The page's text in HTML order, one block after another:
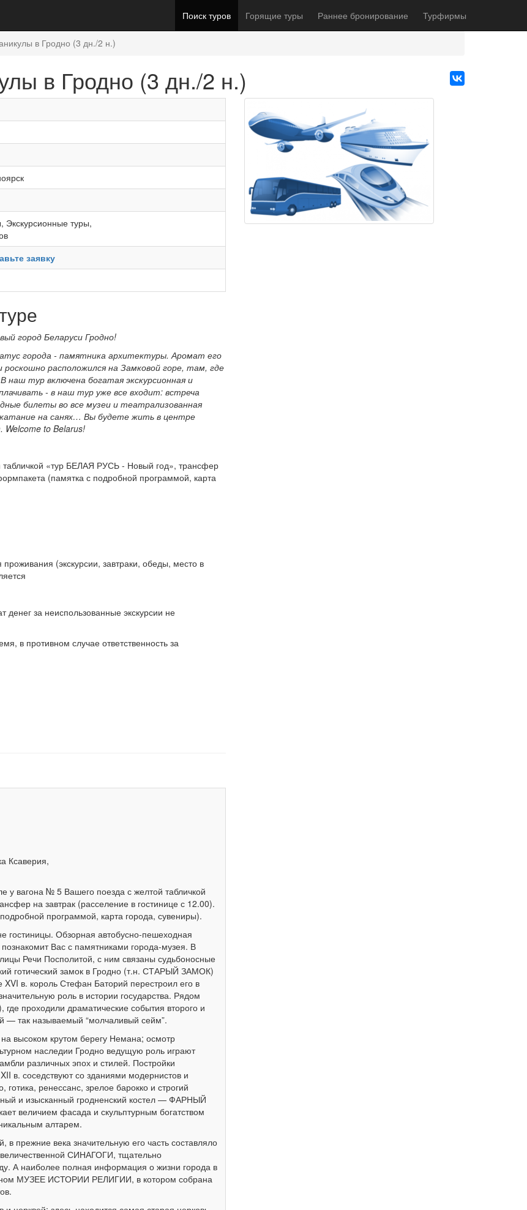
Поиск туров Горящие туры Раннее бронирование Турфирмы
в Гродно (3 дн./2 н.)
в Гродно (3 дн./2 н.)
, Экскурсионные туры,
заявку
город Беларуси Гродно!
города - памятника архитектуры. Аромат его
расположился на Замковой горе, там, где
тур включена богатая экскурсионная и
- в наш тур уже все входит: встреча
билеты во все музеи и театрализованная
на санях… Вы будете жить в центре
Welcome to Belarus!
табличкой «тур БЕЛАЯ РУСЬ - Новый год», трансфер
(памятка с подробной программой, карта
(экскурсии, завтраки, обеды, место в
денег за неиспользованные экскурсии не
в противном случае ответственность за
Ксаверия,
у вагона № 5 Вашего поезда с желтой табличкой
на завтрак (расселение в гостинице с 12.00).
программой, карта города, сувениры).
гостиницы. Обзорная автобусно-пешеходная
Вас с памятниками города-музея. В
Речи Посполитой, с ним связаны судьбоносные
готический замок в Гродно (т.н. СТАРЫЙ ЗАМОК)
XVI в. король Стефан Баторий перестроил его в
роль в истории государства. Рядом
проходили драматические события второго и
— так называемый “молчаливый сейм”.
высоком крутом берегу Немана; осмотр
наследии Гродно ведущую роль играют
различных эпох и стилей. Постройки
в. соседствуют со зданиями модернистов и
готика, ренессанс, зрелое барокко и строгий
и изысканный гродненский костел — ФАРНЫЙ
величием фасада и скульптурным богатством
алтарем.
в прежние века значительную его часть составляло
СИНАГОГИ, тщательно
А наиболее полная информация о жизни города в
МУЗЕЕ ИСТОРИИ РЕЛИГИИ, в котором собрана